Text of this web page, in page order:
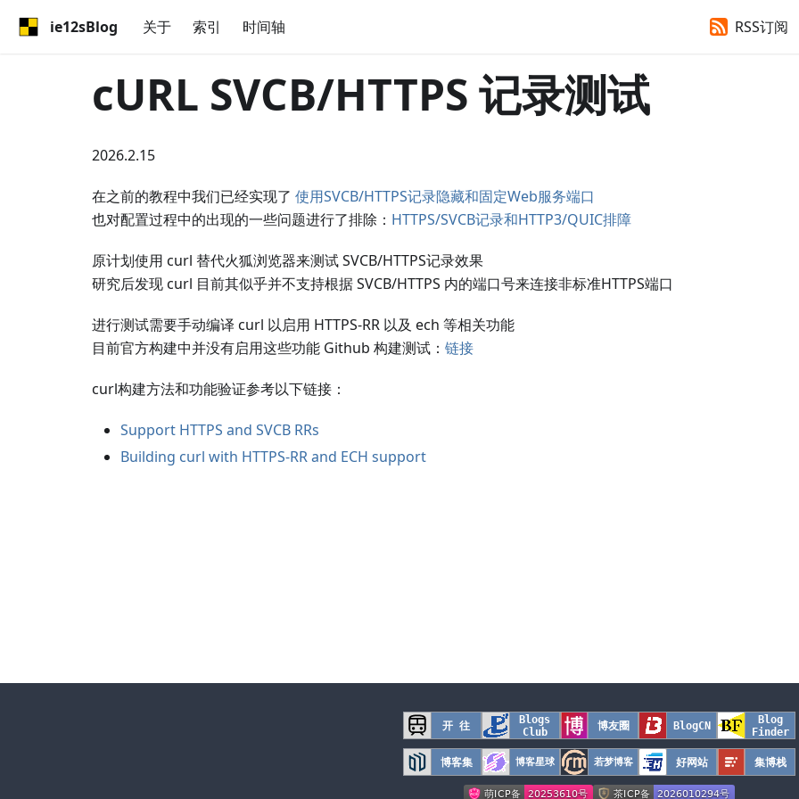
ie12sBlog 关于 索引 时间轴 RSS订阅
cURL SVCB/HTTPS 记录测试
2026.2.15
在之前的教程中我们已经实现了 使用SVCB/HTTPS记录隐藏和固定Web服务端口
也对配置过程中的出现的一些问题进行了排除： HTTPS/SVCB记录和HTTP3/QUIC排障
原计划使用 curl 替代火狐浏览器来测试 SVCB/HTTPS记录效果
研究后发现 curl 目前其似乎并不支持根据 SVCB/HTTPS 内的端口号来连接非标准HTTPS端口
进行测试需要手动编译 curl 以启用 HTTPS-RR 以及 ech 等相关功能
目前官方构建中并没有启用这些功能 Github 构建测试： 链接
curl构建方法和功能验证参考以下链接：
Support HTTPS and SVCB RRs
Building curl with HTTPS-RR and ECH support
开 往
Blogs
Club
博友圈 BlogCN
Blog
Finder
博客集 博客星球 若梦博客 好网站 集博栈